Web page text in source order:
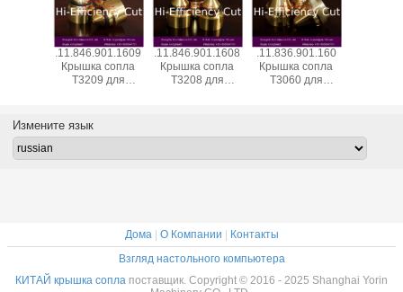
.11.846.901.1609
Крышка сопла
T3209 для
Kjellberg
.11.846.901.1608
Крышка сопла
T3208 для
.11.836.901.160
Крышка сопла
T3060 для
Измените язык
Дома| О Компании | Контакты
Взгляд настольного компьютера
КИТАЙ крышка сопла поставщик. Copyright © 2016 - 2025 Shanghai Yorin